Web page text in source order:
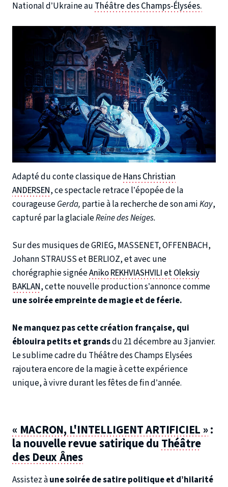
National d’Ukraine au Théâtre des Champs-Élysées.
Adapté du conte classique deHans Christian
ANDERSEN, ce spectacle retrace l’épopée de la
courageuseGerda, partie à la recherche de son amiKay,
capturé par la glacialeReine des Neiges.
Sur des musiques de GRIEG, MASSENET, OFFENBACH,
Johann STRAUSS et BERLIOZ, et avec une
chorégraphie signéeAniko REKHVIASHVILI etOleksiy
BAKLAN, cette nouvelle production s’annonce comme
une soirée empreinte de magie et de féerie.
Ne manquez pas cette création française, qui
éblouira petits et grandsdu 21 décembre au 3 janvier.
Le sublime cadre du Théâtre des Champs Elysées
rajoutera encore de la magie à cette expérience
unique, à vivre durant les fêtes de fin d’année.
« MACRON, L'INTELLIGENT ARTIFICIEL »:
la nouvelle revue satirique du Théâtre
des Deux Ânes
Assistez àune soirée de satire politique et d’hilarité